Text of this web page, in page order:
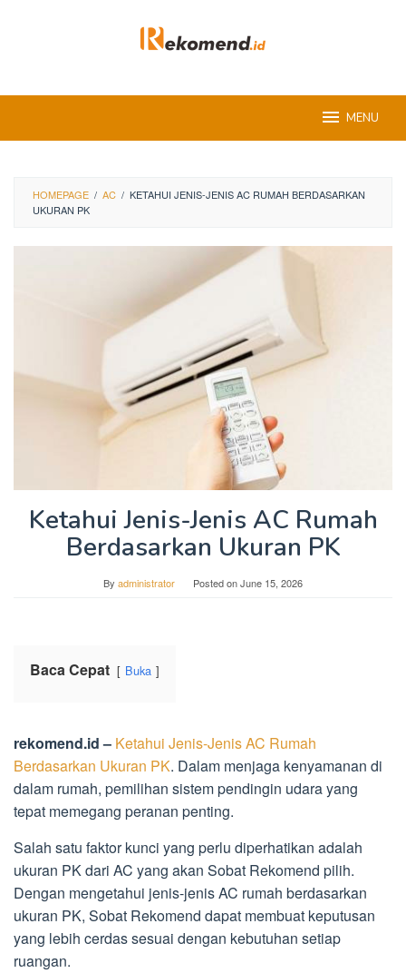
MENU
HOMEPAGE / AC / KETAHUI JENIS-JENIS AC RUMAH BERDASARKAN
UKURAN PK
Ketahui Jenis-Jenis AC Rumah
Berdasarkan Ukuran PK
By administrator Posted onJune 15, 2026
Baca Cepat Buka
rekomend.id – Ketahui Jenis-Jenis AC Rumah
Berdasarkan Ukuran PK. Dalam menjaga kenyamanan di
dalam rumah, pemilihan sistem pendingin udara yang
tepat memegang peranan penting.
Salah satu faktor kunci yang perlu diperhatikan adalah
ukuran PK dari AC yang akan Sobat Rekomend pilih.
Dengan mengetahui jenis-jenis AC rumah berdasarkan
ukuran PK, Sobat Rekomend dapat membuat keputusan
yang lebih cerdas sesuai dengan kebutuhan setiap
ruangan.